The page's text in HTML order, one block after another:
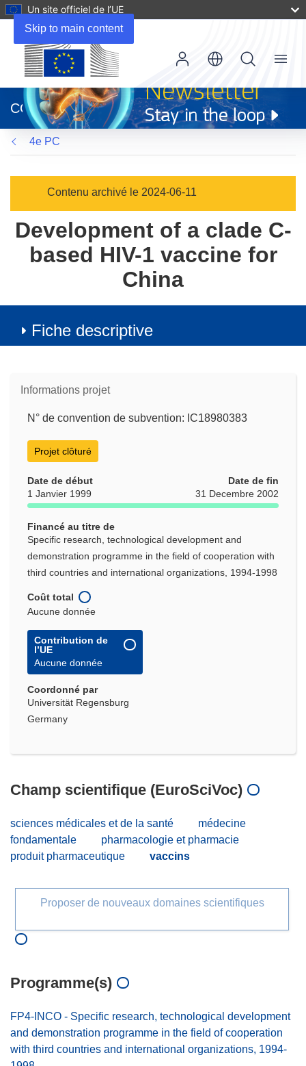
Skip to main content
Un site officiel de l’UE
dans
une
nouvelle
fenêtre)
CORDIS
Menu
4e PC
Contenu archivé le 2024-06-11
Development of a clade C-
based HIV-1 vaccine for
China
Fiche descriptive
Informations projet
N° de convention de subvention: IC18980383
Projet clôturé
Date de début
1 Janvier 1999
Date de fin
31 Decembre 2002
Financé au titre de
Specific research, technological development and
demonstration programme in the field of cooperation with
third countries and international organizations, 1994-1998
Coût total
Aucune donnée
Contribution de
l’UE
Aucune donnée
Coordonné par
Universität Regensburg
Germany
Champ scientifique (EuroSciVoc)
sciences médicales et de la santé
médecine
fondamentale
pharmacologie et pharmacie
produit pharmaceutique
vaccins
Proposer de nouveaux domaines scientifiques
Programme(s)
FP4-INCO - Specific research, technological development
and demonstration programme in the field of cooperation
with third countries and international organizations, 1994-